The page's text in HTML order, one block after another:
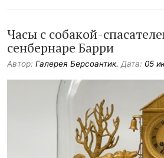
Часы с собакой-
сенбернаре Барри
Автор: Галерея Берсоантик. Дата: 05